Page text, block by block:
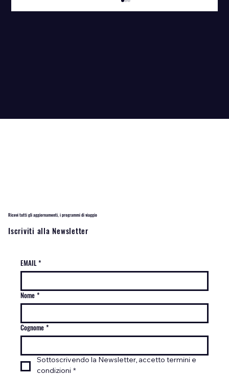
Ricevi tutti gli aggiornamenti, i programmi di viaggio
Iscriviti alla Newsletter
EMAIL *
Nome *
Cognome *
Sottoscrivendo la Newsletter, accetto termini e
condizioni *